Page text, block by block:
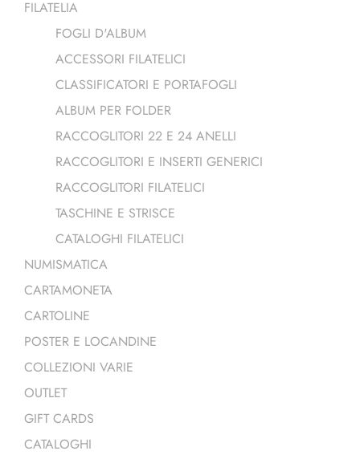
FILATELIA
FOGLI D'ALBUM
ACCESSORI FILATELICI
CLASSIFICATORI E PORTAFOGLI
ALBUM PER FOLDER
RACCOGLITORI 22 E 24 ANELLI
RACCOGLITORI E INSERTI GENERICI
RACCOGLITORI FILATELICI
TASCHINE E STRISCE
CATALOGHI FILATELICI
NUMISMATICA
CARTAMONETA
CARTOLINE
POSTER E LOCANDINE
COLLEZIONI VARIE
OUTLET
GIFT CARDS
CATALOGHI